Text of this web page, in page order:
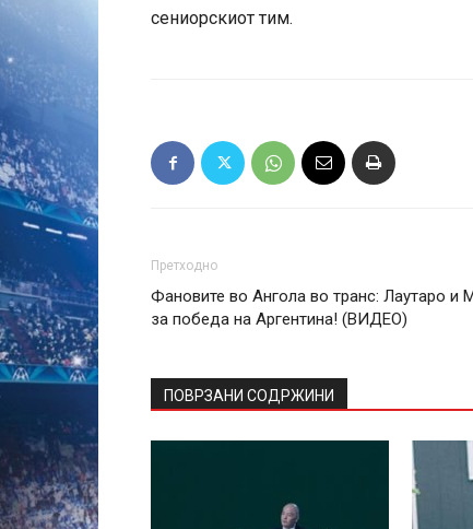
сениорскиот тим.
Претходно
Фановите во Ангола во транс: Лаутаро и
за победа на Аргентина! (ВИДЕО)
ПОВРЗАНИ СОДРЖИНИ